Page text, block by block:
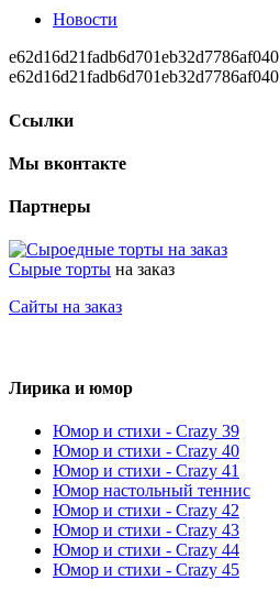
Новости
e62d16d21fadb6d701eb32d7786af040
e62d16d21fadb6d701eb32d7786af040
Ссылки
Мы вконтакте
Партнеры
Сырые торты на заказ
Сайты на заказ
Лирика и юмор
Юмор и стихи - Crazy 39
Юмор и стихи - Crazy 40
Юмор и стихи - Crazy 41
Юмор настольный теннис
Юмор и стихи - Crazy 42
Юмор и стихи - Crazy 43
Юмор и стихи - Crazy 44
Юмор и стихи - Crazy 45